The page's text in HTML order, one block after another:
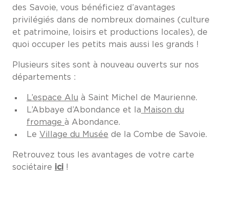
des Savoie, vous bénéficiez d’avantages
privilégiés dans de nombreux domaines (culture
et patrimoine, loisirs et productions locales), de
quoi occuper les petits mais aussi les grands !
Plusieurs sites sont à nouveau ouverts sur nos
départements :
L’espace Alu à Saint Michel de Maurienne.
L’Abbaye d’Abondance et la Maison du
fromage à Abondance.
Le Village du Musée de la Combe de Savoie.
Retrouvez tous les avantages de votre carte
sociétaire ici !